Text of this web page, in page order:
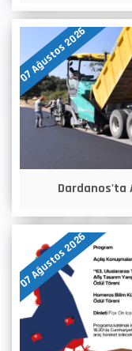
07 Ağustos 2026
Dardanos'ta
07 Ağustos 2026